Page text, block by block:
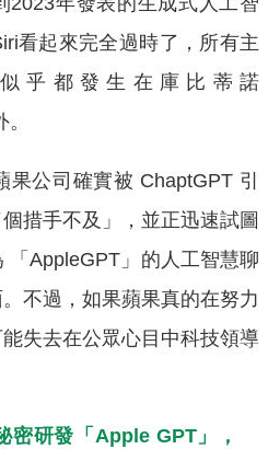
看起來完全過時了，所有主
乎都發生在庫比蒂諾
。
公司確實被 ChaptGPT 引
措手不及」，並正迅速試圖
「AppleGPT」的人工智慧聊
不過，如果蘋果真的在努力
失去在公眾心目中科技領導
密研發「Apple GPT」，